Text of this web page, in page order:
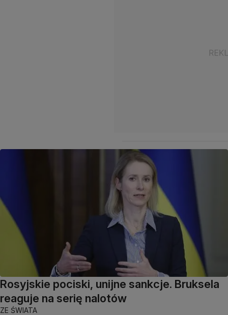
Rosyjskie pociski, unijne sankcje. Bruksela
reaguje na serię nalotów
ZE ŚWIATA